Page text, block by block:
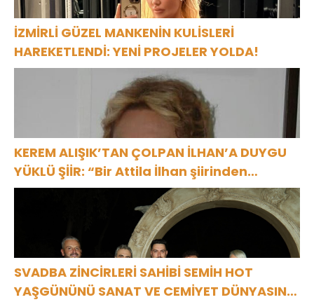
İZMİRLİ GÜZEL MANKENİN KULİSLERİ
HAREKETLENDİ: YENİ PROJELER YOLDA!
KEREM ALIŞIK’TAN ÇOLPAN İLHAN’A DUYGU
YÜKLÜ ŞİİR: “Bir Attila İlhan şiirinden
çıkmıştı sanki”
SVADBA ZİNCİRLERİ SAHİBİ SEMİH HOT
YAŞGÜNÜNÜ SANAT VE CEMİYET DÜNYASININ